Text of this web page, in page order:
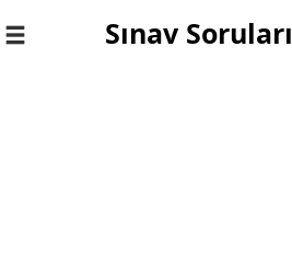
Toggle
Sınav Soruları